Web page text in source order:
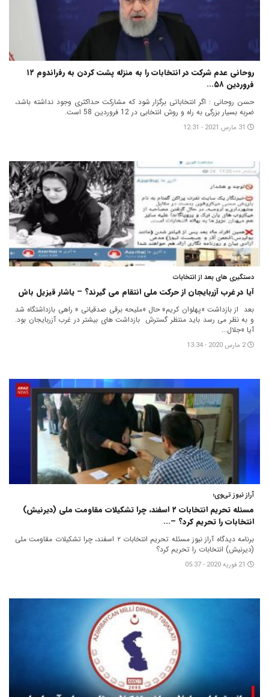
روحانی عدم شرکت در انتخابات را به منزله پشت کردن به رفراندوم ۱۲
فروردین ۵۸...
حسن روحانی : اگر انتخاباتی برگزار شود که مشارکت حداکثری وجود نداشته باشد،
ضربه بسیار بزرگی به راه و روش انتخابی در 12 فروردین 58 است.
31 مارس 2021 - 12:31
دستگیری های بعد از انتخابات
آیا در غرب آزربایجان از حرکت ملی انتقام می گیرند؟ – یاشار قیزیل باش
بعد از بازداشت «پهلوان کریم» حال «ملیحه برقی صدقیانی » راهی بازداشتگاه شد
و به نظر می رسد باید منتظر گسترش بازداشت های بیشتر در غرب آزربایجان بود.
آیا «جلال...
2 مارس 2020 - 13:34
آراز نیوز تی‌وی؛
مسئله تحریم انتخابات ۲ اسفند، چرا تشکیلات مقاومت ملی (دیرنیش)
انتخابات را تحریم کرد؟ –...
برنامه دیدگاه آراز نیوز مسئله تحریم انتخابات ۲ اسفند، چرا تشکیلات مقاومت ملی
(دیرنیش) انتخابات را تحریم کرد؟
21 فوریه 2020 - 05:37